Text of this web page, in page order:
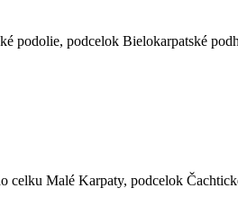
podolie, podcelok Bielokarpatské
Malé Karpaty, podcelok